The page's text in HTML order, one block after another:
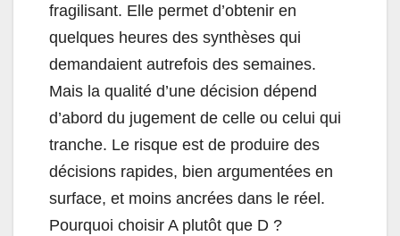
fragilisant. Elle permet d’obtenir en
quelques heures des synthèses qui
demandaient autrefois des semaines.
Mais la qualité d’une décision dépend
d’abord du jugement de celle ou celui qui
tranche. Le risque est de produire des
décisions rapides, bien argumentées en
surface, et moins ancrées dans le réel.
Pourquoi choisir A plutôt que D ?